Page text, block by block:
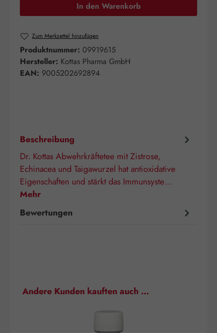
In den Warenkorb
Zum Merkzettel hinzufügen
Produktnummer: 09919615
Hersteller: Kottas Pharma GmbH
EAN: 9005202692894
Beschreibung
Dr. Kottas Abwehrkräftetee mit Zistrose,
Echinacea und Taigawurzel hat antioxidative
Eigenschaften und stärkt das Immunsyste…
Mehr
Bewertungen
Produktgalerie überspringen
Andere Kunden kauften auch …